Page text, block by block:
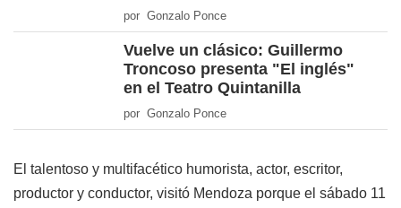
por Gonzalo Ponce
Vuelve un clásico: Guillermo
Troncoso presenta "El inglés"
en el Teatro Quintanilla
por Gonzalo Ponce
El talentoso y multifacético humorista, actor, escritor,
productor y conductor, visitó Mendoza porque el sábado 11